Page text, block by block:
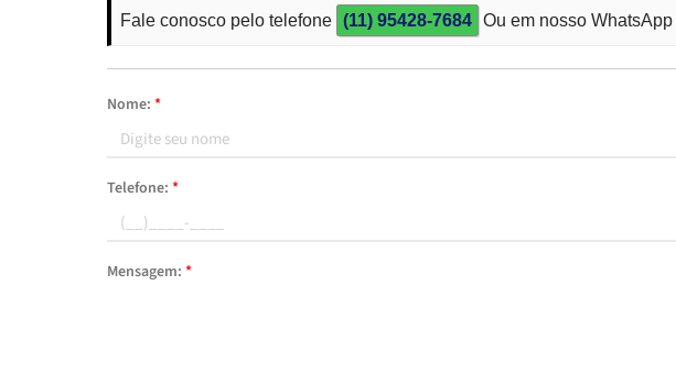
Fale conosco pelo telefone
(11) 95428-7684 Ou em nosso WhatsApp
Nome:*
Telefone:*
Mensagem:*